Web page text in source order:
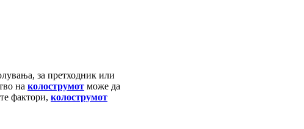
за претходник или
на колострумот може да
фактори, колострумот